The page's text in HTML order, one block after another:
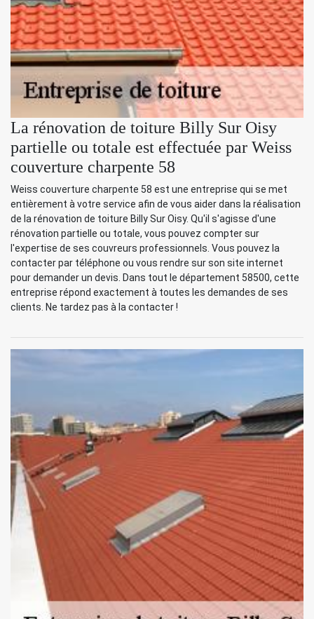
La rénovation de toiture Billy Sur Oisy
partielle ou totale est effectuée par Weiss
couverture charpente 58
Weiss couverture charpente 58 est une entreprise qui se met
entièrement à votre service afin de vous aider dans la réalisation
de la rénovation de toiture Billy Sur Oisy. Qu'il s'agisse d'une
rénovation partielle ou totale, vous pouvez compter sur
l'expertise de ses couvreurs professionnels. Vous pouvez la
contacter par téléphone ou vous rendre sur son site internet
pour demander un devis. Dans tout le département 58500, cette
entreprise répond exactement à toutes les demandes de ses
clients. Ne tardez pas à la contacter !